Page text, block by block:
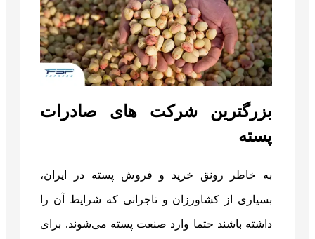
بزرگترین شرکت های صادرات
پسته
به خاطر رونق خرید و فروش پسته در ایران،
بسیاری از کشاورزان و تاجرانی که شرایط آن را
داشته باشند حتما وارد صنعت پسته می‌شوند. برای